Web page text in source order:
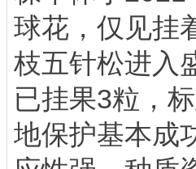
球花，仅见挂
枝五针松进入
已挂果3粒，
地保护基本成